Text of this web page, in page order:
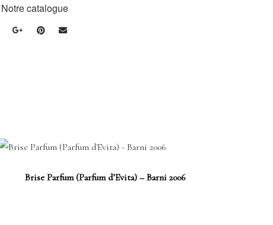
Notre catalogue
Brise Parfum (Parfum d’Evita) – Barni 2006